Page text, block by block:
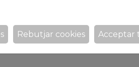
Acceptar
Rebutjar cookies